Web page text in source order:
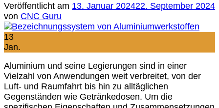
Veröffentlicht am 13. Januar 202422. September 2024
von CNC Guru
13
Jan.
Aluminium und seine Legierungen sind in einer
Vielzahl von Anwendungen weit verbreitet, von der
Luft- und Raumfahrt bis hin zu alltäglichen
Gegenständen wie Getränkedosen. Um die